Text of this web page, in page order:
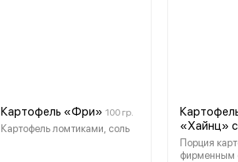
Картофель «Фри» 100 гр.
Картофель ломтиками, соль
«Хайнц»
Порция
фирменным